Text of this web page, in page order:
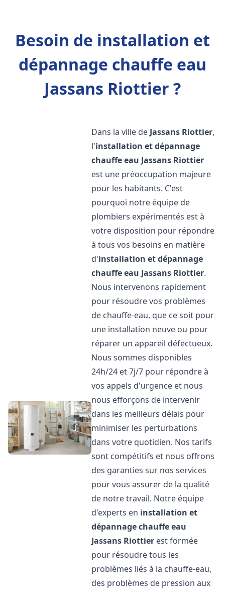
Besoin de installation et
dépannage chauffe eau
Jassans Riottier ?
Dans la ville de Jassans Riottier,
l'installation et dépannage
chauffe eau Jassans Riottier
est une préoccupation majeure
pour les habitants. C'est
pourquoi notre équipe de
plombiers expérimentés est à
votre disposition pour répondre
à tous vos besoins en matière
d'installation et dépannage
chauffe eau Jassans Riottier.
Nous intervenons rapidement
pour résoudre vos problèmes
de chauffe-eau, que ce soit pour
une installation neuve ou pour
réparer un appareil défectueux.
Nous sommes disponibles
24h/24 et 7j/7 pour répondre à
vos appels d'urgence et nous
nous efforçons de intervenir
dans les meilleurs délais pour
minimiser les perturbations
dans votre quotidien. Nos tarifs
sont compétitifs et nous offrons
des garanties sur nos services
pour vous assurer de la qualité
de notre travail. Notre équipe
d'experts en installation et
dépannage chauffe eau
Jassans Riottier est formée
pour résoudre tous les
problèmes liés à la chauffe-eau,
des problèmes de pression aux